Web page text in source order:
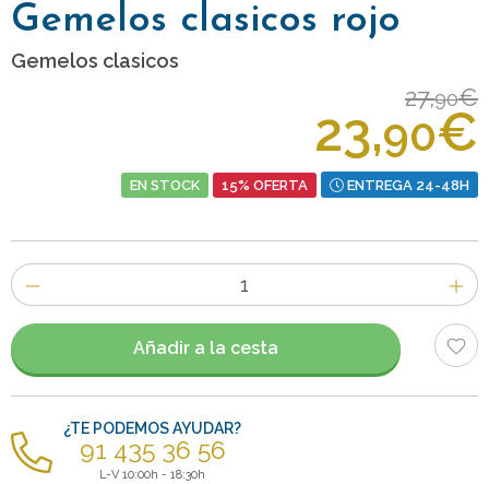
Gemelos clasicos rojo
Gemelos clasicos
27,90€
23,90€
EN STOCK 15% OFERTA ENTREGA 24-48H
Número
de
artículos
Añadir a la cesta
¿TE PODEMOS AYUDAR?
91 435 36 56
L-V 10:00h - 18:30h